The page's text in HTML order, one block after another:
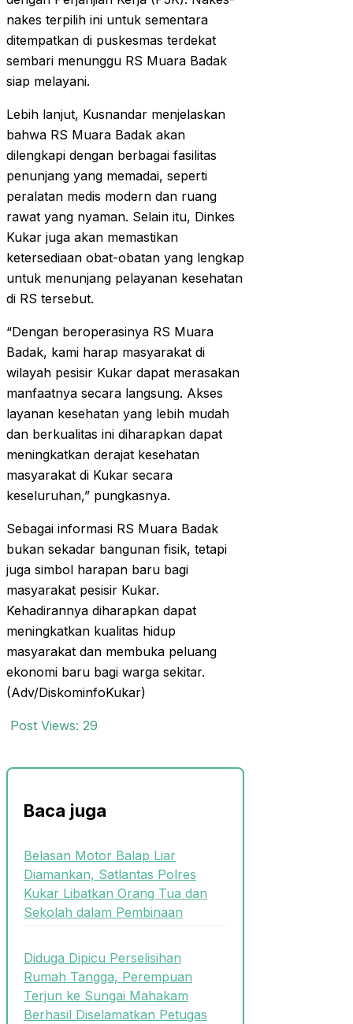
nakes terpilih ini untuk sementara
ditempatkan di puskesmas terdekat
sembari menunggu RS Muara Badak
siap melayani.
Lebih lanjut, Kusnandar menjelaskan
bahwa RS Muara Badak akan
dilengkapi dengan berbagai fasilitas
penunjang yang memadai, seperti
peralatan medis modern dan ruang
rawat yang nyaman. Selain itu, Dinkes
Kukar juga akan memastikan
ketersediaan obat-obatan yang lengkap
untuk menunjang pelayanan kesehatan
di RS tersebut.
“Dengan beroperasinya RS Muara
Badak, kami harap masyarakat di
wilayah pesisir Kukar dapat merasakan
manfaatnya secara langsung. Akses
layanan kesehatan yang lebih mudah
dan berkualitas ini diharapkan dapat
meningkatkan derajat kesehatan
masyarakat di Kukar secara
keseluruhan,” pungkasnya.
Sebagai informasi RS Muara Badak
bukan sekadar bangunan fisik, tetapi
juga simbol harapan baru bagi
masyarakat pesisir Kukar.
Kehadirannya diharapkan dapat
meningkatkan kualitas hidup
masyarakat dan membuka peluang
ekonomi baru bagi warga sekitar.
(Adv/DiskominfoKukar)
Post Views: 29
Baca juga
Belasan Motor Balap Liar
Diamankan, Satlantas Polres
Kukar Libatkan Orang Tua dan
Sekolah dalam Pembinaan
Diduga Dipicu Perselisihan
Rumah Tangga, Perempuan
Terjun ke Sungai Mahakam
Berhasil Diselamatkan Petugas